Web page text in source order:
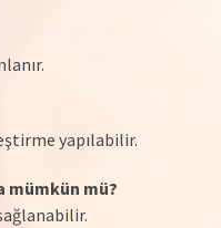
yapılabilir.
mümkün mü?